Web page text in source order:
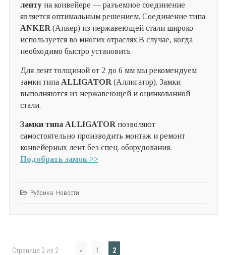
лентуна конвейере — разъемное соединение
является оптимальным решением. Соединение типа
ANKER (Анкер) из нержавеющей стали широко
используется во многих отраслях.В случае, когда
необходимо быстро установить
Для лент толщиной от 2 до 6 мм мы рекомендуем
замки типа ALLIGATOR (Аллигатор). Замки
выполняются из нержавеющей и оцинкованной
стали.
Замки типа ALLIGATOR позволяют
самостоятельно производить монтаж и ремонт
конвейерных лент без спец. оборудования.
Подобрать замок >>
Рубрика: Новости
Страница 2 из 2 « 1 2